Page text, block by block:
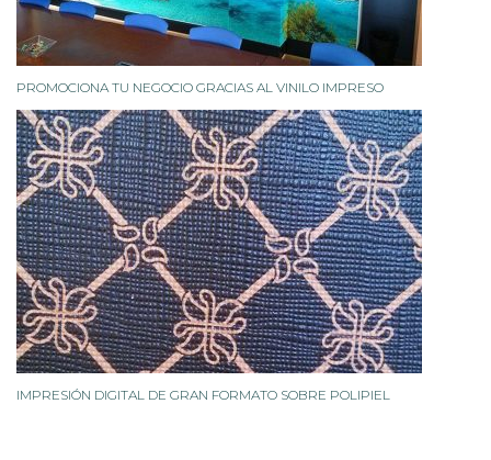
PROMOCIONA TU NEGOCIO GRACIAS AL VINILO IMPRESO
IMPRESIÓN DIGITAL DE GRAN FORMATO SOBRE POLIPIEL